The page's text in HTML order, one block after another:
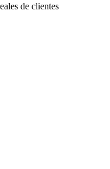
de clientes